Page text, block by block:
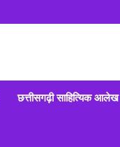
छत्तीसगढ़ी साहित्यिक आलेख